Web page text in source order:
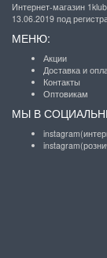
Интернет-магазин
13.06.2019 под
МЕНЮ:
Акции
Доставка и
Контакты
Оптовикам
МЫ В